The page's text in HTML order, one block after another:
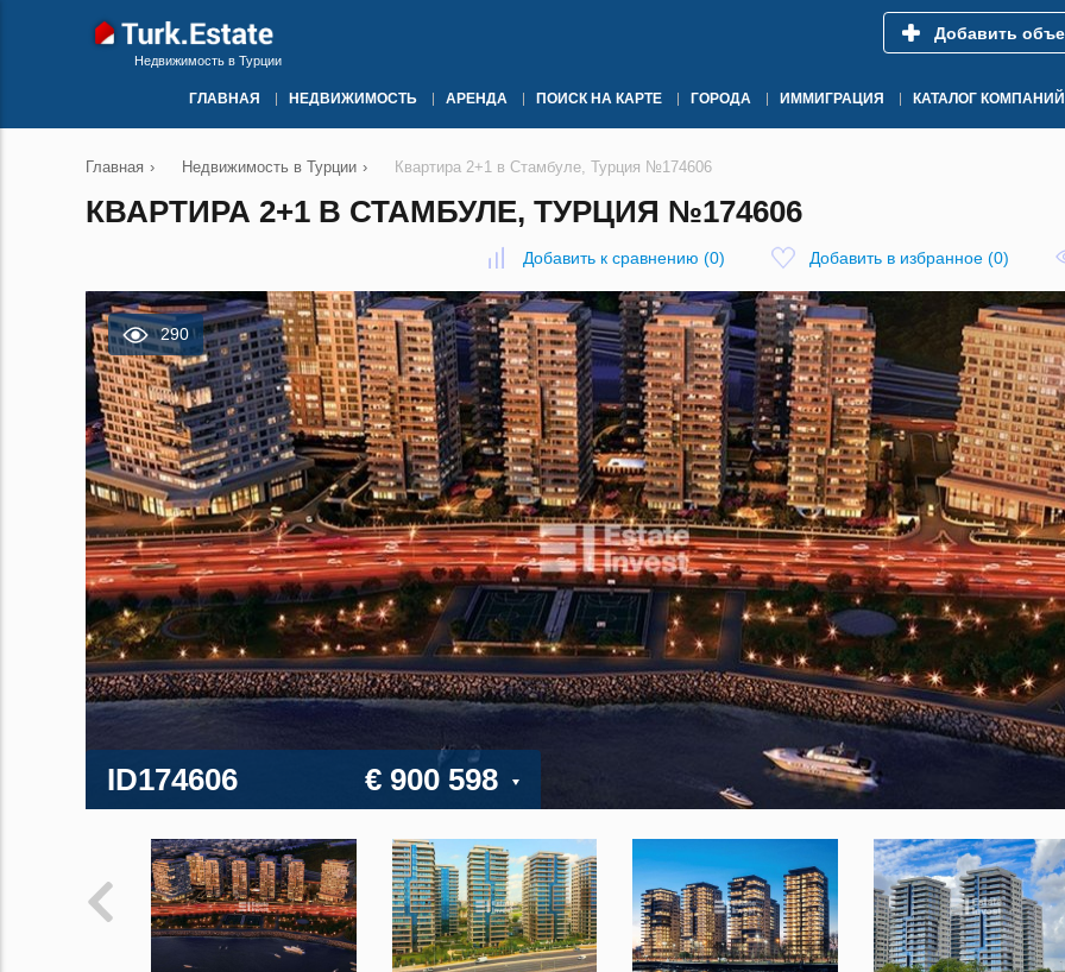
Недвижимость в Турции
Добавить
ГЛАВНАЯ НЕДВИЖИМОСТЬ АРЕНДА ПОИСК НА КАРТЕ ГОРОДА ИММИГРАЦИЯ КАТАЛОГ КОМПАНИЙ
Главная › Недвижимость в Турции › Квартира 2+1 в Стамбуле, Турция №174606
КВАРТИРА 2+1 В СТАМБУЛЕ, ТУРЦИЯ №174606
Добавить к сравнению (0) Добавить в избранное (0)
290
ID174606 € 900 598